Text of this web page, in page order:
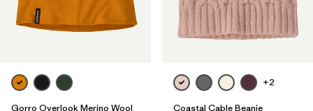
Gorro Overlook Merino Wool
+2
Coastal Cable Beanie